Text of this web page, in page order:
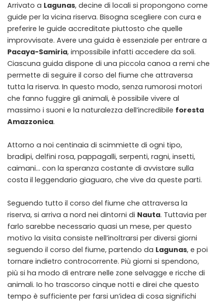
Arrivato a Lagunas, decine di locali si propongono come
guide per la vicina riserva. Bisogna scegliere con cura e
preferire le guide accreditate piuttosto che quelle
improvvisate. Avere una guida è essenziale per entrare a
Pacaya-Samiria, impossibile infatti accedere da soli.
Ciascuna guida dispone di una piccola canoa a remi che
permette di seguire il corso del fiume che attraversa
tutta la riserva. In questo modo, senza rumorosi motori
che fanno fuggire gli animali, è possibile vivere al
massimo i suoni e la naturalezza dell’incredibile foresta
Amazzonica.
Attorno a noi centinaia di scimmiette di ogni tipo,
bradipi, delfini rosa, pappagalli, serpenti, ragni, insetti,
caimani… con la speranza costante di avvistare sulla
costa il leggendario giaguaro, che vive da queste parti.
Seguendo tutto il corso del fiume che attraversa la
riserva, si arriva a nord nei dintorni di Nauta. Tuttavia per
farlo sarebbe necessario quasi un mese, per questo
motivo la visita consiste nell’inoltrarsi per diversi giorni
seguendo il corso del fiume, partendo da Lagunas, e poi
tornare indietro controcorrente. Più giorni si spendono,
più si ha modo di entrare nelle zone selvagge e ricche di
animali. Io ho trascorso cinque notti e direi che questo
tempo è sufficiente per farsi un’idea di cosa significhi